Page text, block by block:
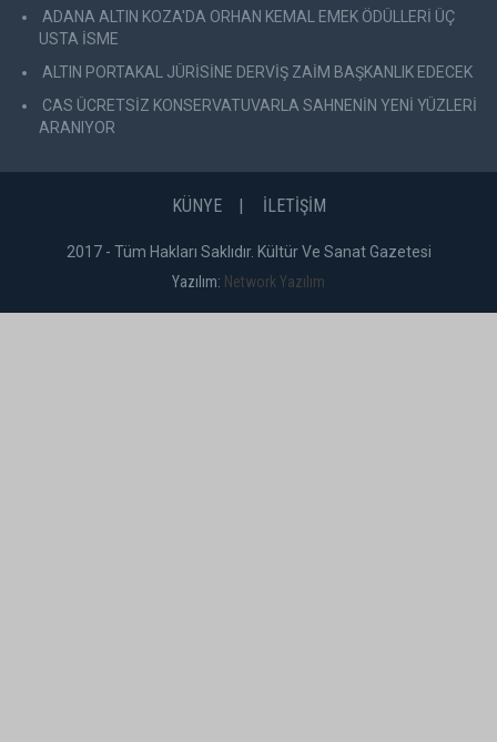
ADANA ALTIN KOZA'DA ORHAN KEMAL EMEK ÖDÜLLERİ ÜÇ
USTA İSME
ALTIN PORTAKAL JÜRİSİNE DERVİŞ ZAİM BAŞKANLIK EDECEK
CAS ÜCRETSİZ KONSERVATUVARLA SAHNENİN YENİ YÜZLERİ
ARANIYOR
KÜNYE İLETİŞİM
2017 - Tüm Hakları Saklıdır. Kültür Ve Sanat Gazetesi
Yazılım: Network Yazılım